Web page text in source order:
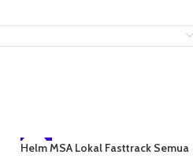
-6%
Helm MSA Lokal Fasttrack Semua